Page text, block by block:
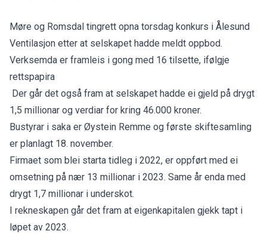
Møre og Romsdal tingrett opna torsdag konkurs i Ålesund
Ventilasjon etter at selskapet hadde meldt oppbod.
Verksemda er framleis i gong med 16 tilsette, ifølgje
rettspapira
Der går det også fram at selskapet hadde ei gjeld på drygt
1,5 millionar og verdiar for kring 46.000 kroner.
Bustyrar i saka er Øystein Remme og første skiftesamling
er planlagt 18. november.
Firmaet som blei starta tidleg i 2022, er oppført med ei
omsetning på nær 13 millionar i 2023. Same år enda med
drygt 1,7 millionar i underskot.
I rekneskapen går det fram at eigenkapitalen gjekk tapt i
løpet av 2023.